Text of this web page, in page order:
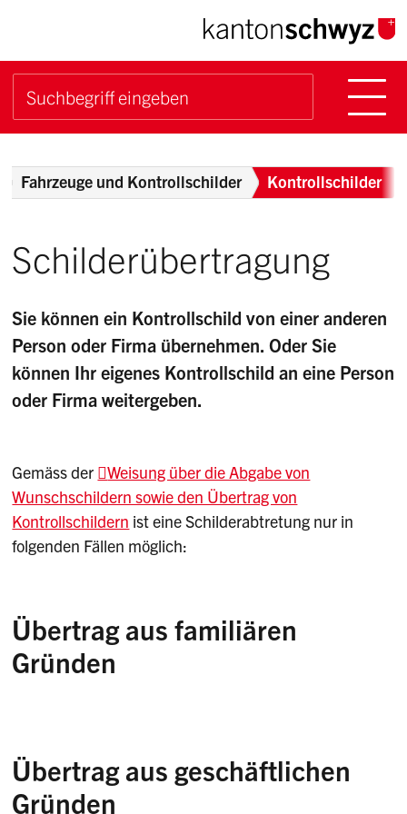
Navigieren im Kanton
Schnellnavigation
Suchbegriff
Breadcrumb
Fahrzeuge und Kontrollschilder Kontrollschilder
Schilderübertragung
Sie können ein Kontrollschild von einer anderen
Person oder Firma übernehmen. Oder Sie
können Ihr eigenes Kontrollschild an eine Person
oder Firma weitergeben.
Gemäss der
Weisung über die Abgabe von
Wunschschildern sowie den Übertrag von
Kontrollschildern ist eine Schilderabtretung nur in
folgenden Fällen möglich:
Übertrag aus familiären
Gründen
unter Ehegatten;
Übertrag aus geschäftlichen
Gründen